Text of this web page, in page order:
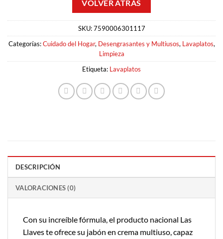
SKU:7590006301117
Categorías:Cuidado del Hogar, Desengrasantes y Multiusos, Lavaplatos,
Limpieza
Etiqueta: Lavaplatos
DESCRIPCIÓN
VALORACIONES (0)
Con su increíble fórmula, el producto nacional Las
Llaves te ofrece su jabón en crema multiuso, capaz